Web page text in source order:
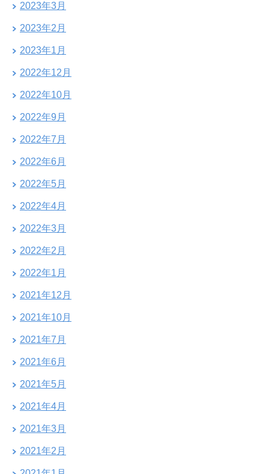
2023年3月
2023年2月
2023年1月
2022年12月
2022年10月
2022年9月
2022年7月
2022年6月
2022年5月
2022年4月
2022年3月
2022年2月
2022年1月
2021年12月
2021年10月
2021年7月
2021年6月
2021年5月
2021年4月
2021年3月
2021年2月